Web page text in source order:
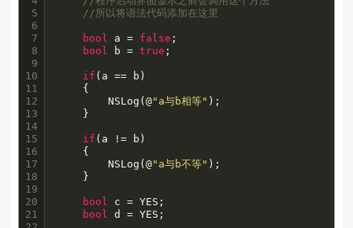
5
6
7
8
9
10
11
12
13
14
15
16
17
18
19
20
21
//所以将语法代码添加在这里
bool a = false ;
bool b = true ;
if (a == b)
    {
        NSLog(@
"a与b相等" );
    }
if (a != b)
    {
        NSLog(@
"a与b不等" );
    }
bool c = YES;
bool d = YES;